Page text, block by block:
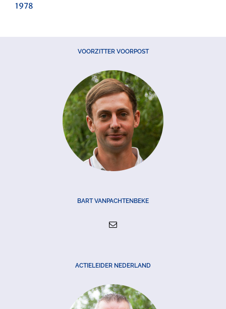
1978
VOORZITTER VOORPOST
BART VANPACHTENBEKE
ACTIELEIDER NEDERLAND